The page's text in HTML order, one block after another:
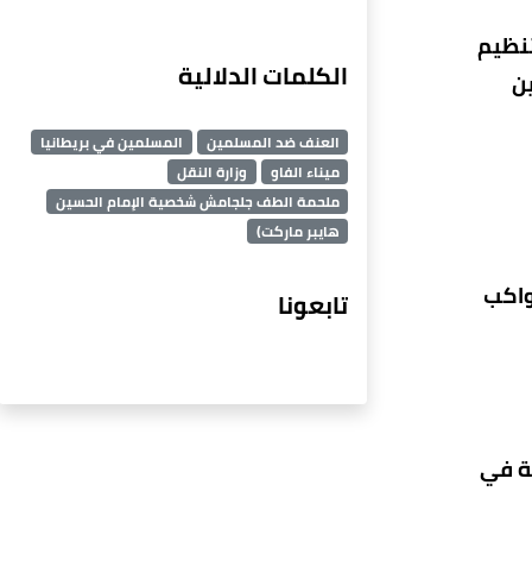
في
الكلمات الدلالية
العنف ضد المسلمين
المسلمين في بريطانيا
ميناء الفاو
وزارة النقل
ملحمة الطف جلجامش شخصية الإمام الحسين
هايبر ماركت)
تابعونا